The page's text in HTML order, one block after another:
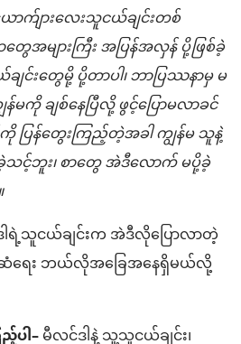
ောက်ျားလေးသူငယ်ချင်းတစ်
အများကြီး အပြန်အလှန် ပို့ဖြစ်ခဲ့
င်းတွေမို့ ပို့တာပါ၊ ဘာပြဿနာမှ မ
ကို ချစ်နေပြီလို့ ဖွင့်ပြောမလာခင်
ပြန်တွေးကြည့်တဲ့အခါ ကျွန်မ သူနဲ့
င့်ဘူး၊ စာတွေ အဲဒီလောက် မပို့ခဲ့
ရဲ့သူငယ်ချင်းက အဲဒီလိုပြောလာတဲ့
ေး ဘယ်လိုအခြေအနေရှိမယ်လို့
ပါ–မီလင်ဒါနဲ့ သူ့သူငယ်ချင်း၊